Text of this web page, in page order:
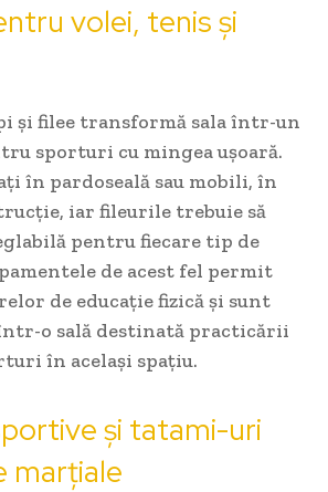
volei, tenis și
și filee transformă sala într-un
sporturi cu mingea ușoară.
în pardoseală sau mobili, în
iar fileurile trebuie să
pentru fiecare tip de
de acest fel permit
de educație fizică și sunt
o sală destinată practicării
în același spațiu.
și tatami-uri
marțiale